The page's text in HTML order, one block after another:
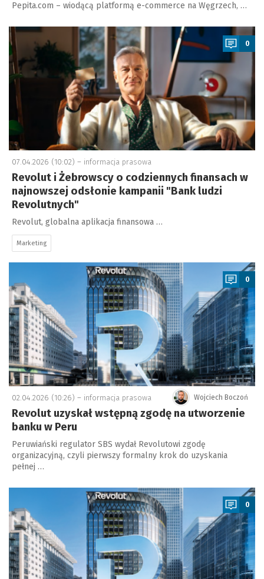
Pepita.com – wiodącą platformą e-commerce na Węgrzech, …
a
0
07.04.2026 (10:02) – informacja prasowa
Revolut i Żebrowscy o codziennych finansach w
najnowszej odsłonie kampanii "Bank ludzi
Revolutnych"
Revolut, globalna aplikacja finansowa …
Marketing
a
0
Wojciech Boczoń
02.04.2026 (10:26) – informacja prasowa
Revolut uzyskał wstępną zgodę na utworzenie
banku w Peru
Peruwiański regulator SBS wydał Revolutowi zgodę
organizacyjną, czyli pierwszy formalny krok do uzyskania
pełnej …
a
0